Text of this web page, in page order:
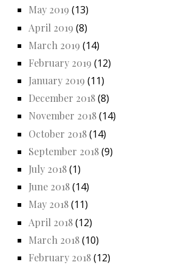
May 2019 (13)
April 2019 (8)
March 2019 (14)
February 2019 (12)
January 2019 (11)
December 2018(8)
November 2018(14)
October 2018(14)
September 2018(9)
July 2018(1)
June 2018(14)
May 2018(11)
April 2018(12)
March 2018(10)
February 2018(12)